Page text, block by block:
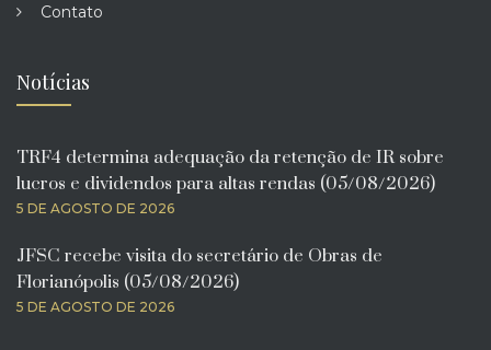
Contato
Notícias
TRF4 determina adequação da retenção de IR sobre
lucros e dividendos para altas rendas (05/08/2026)
5 DE AGOSTO DE 2026
JFSC recebe visita do secretário de Obras de
Florianópolis (05/08/2026)
5 DE AGOSTO DE 2026